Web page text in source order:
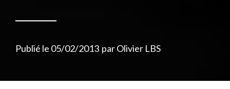
Publié le 05/02/2013 parOlivier LBS